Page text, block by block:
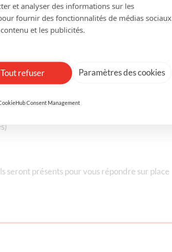
seront présents pour vous répondre sur place
et analyser des informations sur les
fournir des fonctionnalités de médias sociaux
et les publicités.
Tout refuser Paramètres des cookies
Consent Management